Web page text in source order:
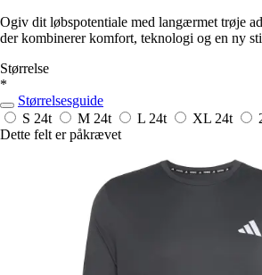
Ogiv dit løbspotentiale med langærmet trøje
der kombinerer komfort, teknologi og en ny
Størrelse
*
Størrelsesguide
S 24t M 24t L 24t XL 24t
Dette felt er påkrævet